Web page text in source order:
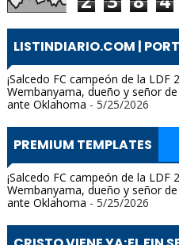
LISTINDIARIO.COM |
¡Salcedo FC campeón de la LDF
Wembanyama, dueño y señor
ante Oklahoma - 5/25/2026
PREMIUM TEMPLATES
¡Salcedo FC campeón de la LDF
Wembanyama, dueño y señor
ante Oklahoma - 5/25/2026